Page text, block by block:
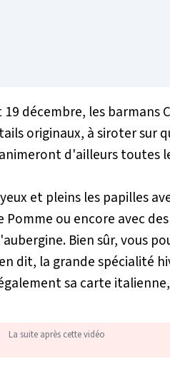
décembre, les barmans
originaux, à siroter sur
d'ailleurs toutes
et pleins les papilles
Pomme ou encore avec
Bien sûr, vous
dit, la grande spécialité
sa carte
La suite après cette vidéo